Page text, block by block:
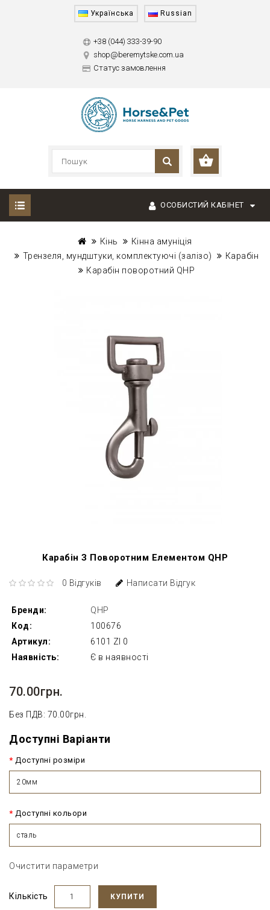
Українська Russian
+38 (044) 333-39-90
shop@beremytske.com.ua
Статус замовлення
ОСОБИСТИЙ КАБІНЕТ
Кінь
Кінна амуніція
Трензеля, мундштуки, комплектуючі (залізо)
Карабін
Карабін поворотний QHP
Карабін З Поворотним Елементом QHP
0 Відгуків Написати Відгук
Бренди:
QHP
Код:
100676
Артикул:
6101 ZI 0
Наявність:
Є в наявності
70.00грн.
Без ПДВ: 70.00грн.
Доступні Варіанти
Доступні розміри
20мм
Доступні кольори
сталь
Очистити параметри
Кількість КУПИТИ